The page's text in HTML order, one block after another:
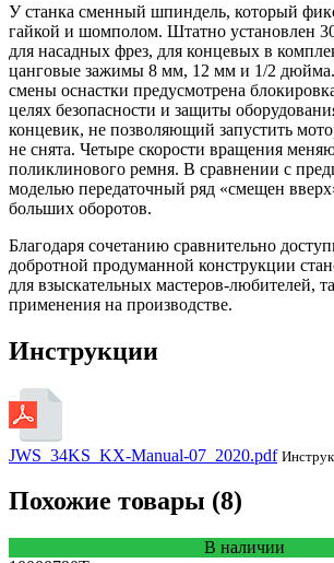
У станка сменный шпиндель, который
гайкой и шомполом. Штатно установлен
для насадных фрез, для концевых в
цанговые зажимы 8 мм, 12 мм и 1/2 дюйма.
смены оснастки предусмотрена
целях безопасности и защиты
концевик, не позволяющий запустить
не снята. Четыре скорости вращения
поликлинового ремня. В сравнении с
моделью передаточный ряд «смещен
больших оборотов.
Благодаря сочетанию сравнительно
добротной продуманной конструкции
для взыскательных мастеров-любителей,
применения на производстве.
Инструкции
JWS_34KS_KX-Manual-07_2020.pdf
Похожие товары (8)
В наличии